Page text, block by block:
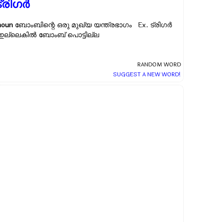
ബോംബിന്റെ ഒരു മുഖ്യ യന്ത്രഭാഗം Ex. ട്രിഗര്‍
ബോംബ് പൊട്ടില്ല
RANDOM WORD
SUGGEST A NEW WORD!